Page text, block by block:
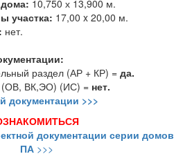
10,750 х 13,900 м.
участка: 17,00 x 20,00 м.
нет.
раздел (АР + КР) = да.
(ОВ, ВК,ЭО) (ИС) = нет.
документации >>>
документации серии домов
ПА >>>